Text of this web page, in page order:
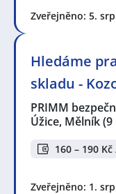
Zveřejněno: 5.
Hledáme
skladu -
PRIMM
Úžice, Mělník(9
160 – 190
Zveřejněno: 1.